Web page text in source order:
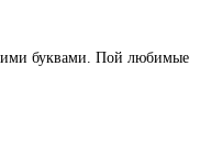
буквами. Пой любимые